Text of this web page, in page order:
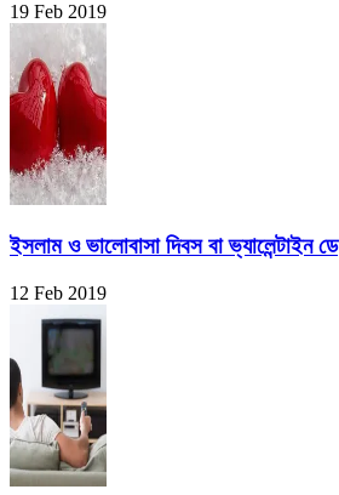
19 Feb 2019
ইসলাম ও ভালোবাসা দিবস বা ভ্যালেন্টাইন ডে
12 Feb 2019